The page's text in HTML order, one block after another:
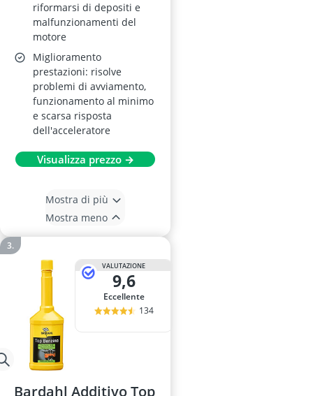
riformarsi di depositi e
malfunzionamenti del
motore
Miglioramento
prestazioni: risolve
problemi di avviamento,
funzionamento al minimo
e scarsa risposta
dell'acceleratore
Visualizza prezzo →
Mostra di più
Mostra meno
VALUTAZIONE
9,6
Eccellente
134
Bardahl Additivo Top